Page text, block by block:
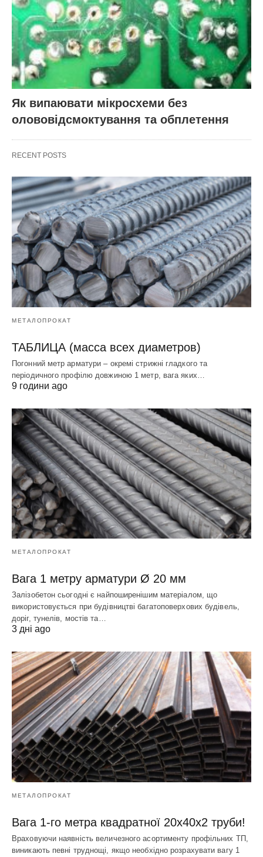
Як випаювати мікросхеми без
олововідсмоктування та обплетення
RECENT POSTS
МЕТАЛОПРОКАТ
ТАБЛИЦА (масса всех диаметров)
Погонний метр арматури – окремі стрижні гладкого та
періодичного профілю довжиною 1 метр, вага яких…
9 години ago
МЕТАЛОПРОКАТ
Вага 1 метру арматури Ø 20 мм
Залізобетон сьогодні є найпоширенішим матеріалом, що
використовується при будівництві багатоповерхових будівель,
доріг, тунелів, мостів та…
3 дні ago
МЕТАЛОПРОКАТ
Вага 1-го метра квадратної 20х40х2 труби!
Враховуючи наявність величезного асортименту профільних ТП,
виникають певні труднощі, якщо необхідно розрахувати вагу 1